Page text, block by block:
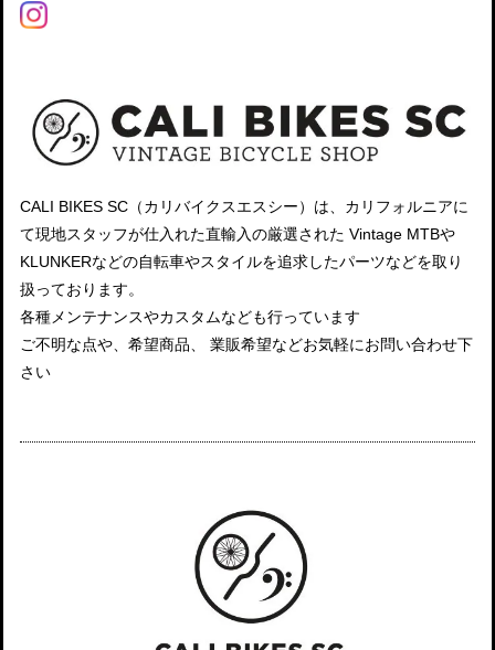
CALI BIKES SC（カリバイクスエスシー）は、カリフォルニアに
て現地スタッフが仕入れた直輸入の厳選された Vintage MTBや
KLUNKERなどの自転車やスタイルを追求したパーツなどを取り
扱っております。
各種メンテナンスやカスタムなども行っています
ご不明な点や、希望商品、 業販希望などお気軽にお問い合わせ下
さい